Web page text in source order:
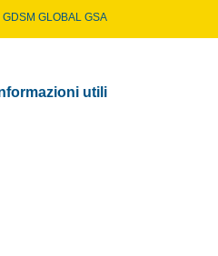
GDSM GLOBAL GSA
utili